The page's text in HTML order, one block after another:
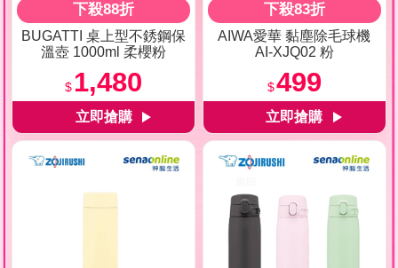
下殺88折
BUGATTI 桌上型不銹鋼保
溫壺 1000ml 柔櫻粉
$ 1,480
下殺83折
AIWA愛華 黏塵除毛球機
AI-XJQ02 粉
$499